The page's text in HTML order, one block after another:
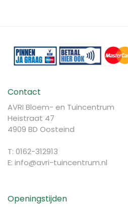
Contact
AVRI Bloem- en Tuincentrum
Heistraat 47
4909 BD Oosteind
T: 0162-312913
E: info@avri-tuincentrum.nl
Openingstijden